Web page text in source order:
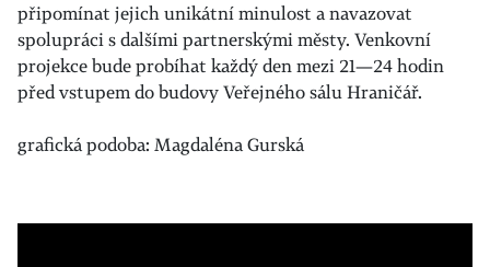
připomínat jejich unikátní minulost a navazovat
spolupráci s dalšími partnerskými městy. Venkovní
projekce bude probíhat každý den mezi 21—24 hodin
před vstupem do budovy Veřejného sálu Hraničář.
grafická podoba: Magdaléna Gurská